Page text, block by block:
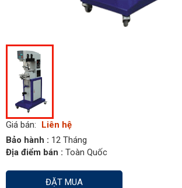
Giá bán:
Liên hệ
Bảo hành : 12 Tháng
Địa điểm bán : Toàn Quốc
ĐẶT MUA